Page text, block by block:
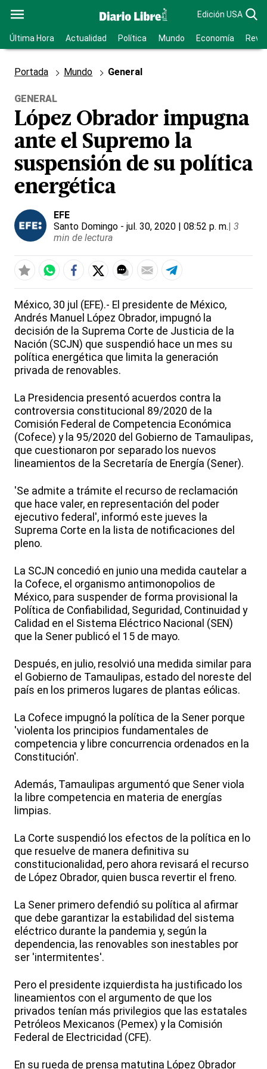
Edición USA
Última Hora Actualidad Política Mundo Economía
Portada Mundo General
GENERAL
López Obrador impugna
ante el Supremo la
suspensión de su política
energética
EFE
Santo Domingo - jul. 30, 2020 | 08:52 p. m.| 3
min de lectura
México, 30 jul (EFE).- El presidente de México,
Andrés Manuel López Obrador, impugnó la
decisión de la Suprema Corte de Justicia de la
Nación (SCJN) que suspendió hace un mes su
política energética que limita la generación
privada de renovables.
La Presidencia presentó acuerdos contra la
controversia constitucional 89/2020 de la
Comisión Federal de Competencia Económica
(Cofece) y la 95/2020 del Gobierno de Tamaulipas,
que cuestionaron por separado los nuevos
lineamientos de la Secretaría de Energía (Sener).
'Se admite a trámite el recurso de reclamación
que hace valer, en representación del poder
ejecutivo federal', informó este jueves la
Suprema Corte en la lista de notificaciones del
pleno.
La SCJN concedió en junio una medida cautelar a
la Cofece, el organismo antimonopolios de
México, para suspender de forma provisional la
Política de Confiabilidad, Seguridad, Continuidad y
Calidad en el Sistema Eléctrico Nacional (SEN)
que la Sener publicó el 15 de mayo.
Después, en julio, resolvió una medida similar para
el Gobierno de Tamaulipas, estado del noreste del
país en los primeros lugares de plantas eólicas.
La Cofece impugnó la política de la Sener porque
'violenta los principios fundamentales de
competencia y libre concurrencia ordenados en la
Constitución'.
Además, Tamaulipas argumentó que Sener viola
la libre competencia en materia de energías
limpias.
La Corte suspendió los efectos de la política en lo
que resuelve de manera definitiva su
constitucionalidad, pero ahora revisará el recurso
de López Obrador, quien busca revertir el freno.
La Sener primero defendió su política al afirmar
que debe garantizar la estabilidad del sistema
eléctrico durante la pandemia y, según la
dependencia, las renovables son inestables por
ser 'intermitentes'.
Pero el presidente izquierdista ha justificado los
lineamientos con el argumento de que los
privados tenían más privilegios que las estatales
Petróleos Mexicanos (Pemex) y la Comisión
Federal de Electricidad (CFE).
En su rueda de prensa matutina López Obrador